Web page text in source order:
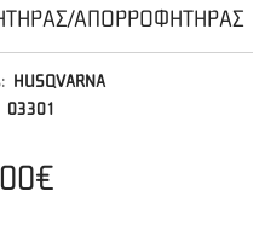
ΑΠΟΡΡΟΦΗΤΗΡΑΣ
HUSQVARNA
03301